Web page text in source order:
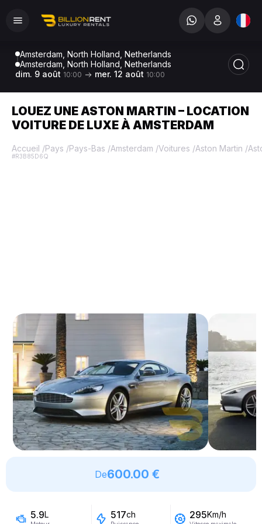
Amsterdam, North Holland, Netherlands
Amsterdam, North Holland, Netherlands
dim. 9 août 10:00 mer. 12 août 10:00
LOUEZ UNE ASTON MARTIN – LOCATION
VOITURE DE LUXE À AMSTERDAM
Accueil /Pays /Pays-Bas /Amsterdam /Voitures /Aston Martin /
#R3B85D6Q
De600.00 €
5.9L 517ch 295Km/h